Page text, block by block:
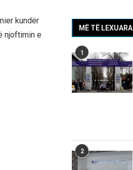
kundër
njoftimin e
MË TË LEXUARA
1
2